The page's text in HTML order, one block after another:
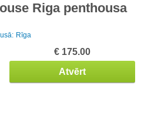
Riga penthousa
Rīga
€ 175.00
Atvērt